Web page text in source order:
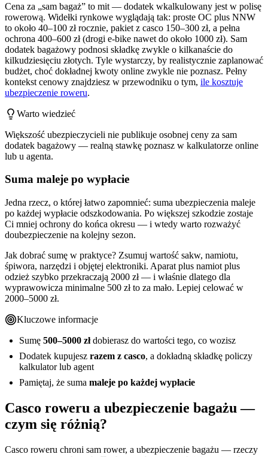
Cena za „sam bagaż” to mit — dodatek wkalkulowany jest w polisę
rowerową. Widełki rynkowe wyglądają tak: proste OC plus NNW
to około 40–100 zł rocznie, pakiet z casco 150–300 zł, a pełna
ochrona 400–600 zł (drogi e-bike nawet do około 1000 zł). Sam
dodatek bagażowy podnosi składkę zwykle o kilkanaście do
kilkudziesięciu złotych. Tyle wystarczy, by realistycznie zaplanować
budżet, choć dokładnej kwoty online zwykle nie poznasz. Pełny
kontekst cenowy znajdziesz w przewodniku o tym, ile kosztuje
ubezpieczenie roweru.
Warto wiedzieć
Większość ubezpieczycieli nie publikuje osobnej ceny za sam
dodatek bagażowy — realną stawkę poznasz w kalkulatorze online
lub u agenta.
Suma maleje po wypłacie
Jedna rzecz, o której łatwo zapomnieć: suma ubezpieczenia maleje
po każdej wypłacie odszkodowania. Po większej szkodzie zostaje
Ci mniej ochrony do końca okresu — i wtedy warto rozważyć
doubezpieczenie na kolejny sezon.
Jak dobrać sumę w praktyce? Zsumuj wartość sakw, namiotu,
śpiwora, narzędzi i objętej elektroniki. Aparat plus namiot plus
odzież szybko przekraczają 2000 zł — i właśnie dlatego dla
wyprawowicza minimalne 500 zł to za mało. Lepiej celować w
2000–5000 zł.
Kluczowe informacje
Sumę 500–5000 złdobierasz do wartości tego, co wozisz
Dodatek kupujesz razem z casco, a dokładną składkę policzy
kalkulator lub agent
Pamiętaj, że suma maleje po każdej wypłacie
Casco roweru a ubezpieczenie bagażu —
czym się różnią?
Casco roweru chroni sam rower, a ubezpieczenie bagażu — rzeczy